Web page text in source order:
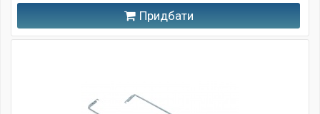
Придбати